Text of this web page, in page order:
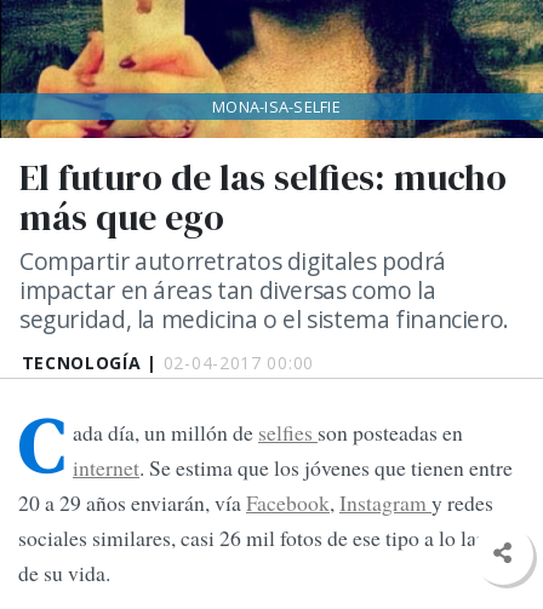
TECNOLOGÍA | 02-04-2017 00:00
El futuro de las selfies: mucho
más que ego
Compartir autorretratos digitales podrá
impactar en áreas tan diversas como la
seguridad, la medicina o el sistema financiero.
MONA-ISA-SELFIE
C ada día, un millón de selfies son posteadas en
internet. Se estima que los jóvenes que tienen entre
20 a 29 años enviarán, víaFacebook,Instagramy redes
sociales similares, casi 26 mil fotos de ese tipo a lo largo
de su vida.